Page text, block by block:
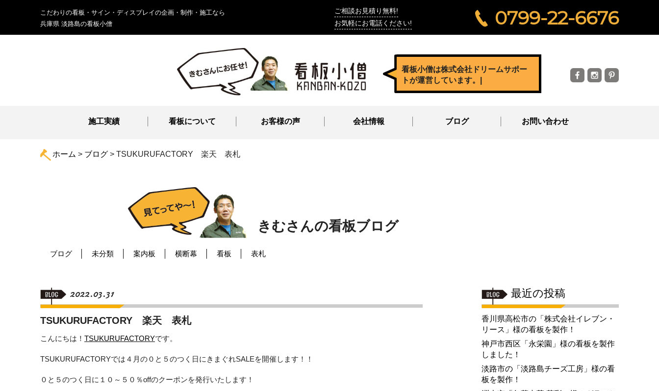
こだわりの看板・サイン・ディスプレイの企画・制作・施工なら
兵庫県 淡路島の看板小僧
ご相談お見積り無料!
お気軽にお電話ください!
0799-22-6676
看板小僧は株式会社ドリームサポー
トが運営しています。
施工実績 看板について お客様の声 会社情報 ブログ お問い合わせ
ホーム > ブログ > TSUKURUFACTORY 楽天 表札
きむさんの看板ブログ
ブログ 未分類 案内板 横断幕 看板 表札
2022.03.31
TSUKURUFACTORY 楽天 表札
こんにちは！ TSUKURUFACTORYです。
TSUKURUFACTORYでは４月の０と５のつく日にきまぐれSALEを開催します！！
０と５のつく日に１０～５０％offのクーポンを発行いたします！
最近の投稿
香川県高松市の「株式会社イレブン・
リース」様の看板を製作！
神戸市西区「永栄園」様の看板を製作
しました！
淡路市の「淡路島チーズ工房」様の看
板を製作！